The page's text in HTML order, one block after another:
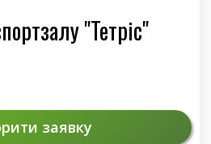
"Тетріс"
заявку